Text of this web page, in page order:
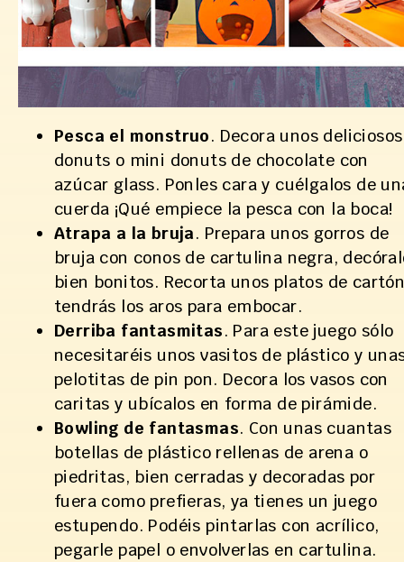
Pesca el monstruo. Decora unos deliciosos
donuts o mini donuts de chocolate con
azúcar glass. Ponles cara y cuélgalos de
cuerda ¡Qué empiece la pesca con la boca!
Atrapa a la bruja. Prepara unos gorros de
bruja con conos de cartulina negra,
bien bonitos. Recorta unos platos de
tendrás los aros para embocar.
Derriba fantasmitas. Para este juego sólo
necesitaréis unos vasitos de plástico y
pelotitas de pin pon. Decora los vasos con
caritas y ubícalos en forma de pirámide.
Bowling de fantasmas. Con unas cuantas
botellas de plástico rellenas de arena o
piedritas, bien cerradas y decoradas por
fuera como prefieras, ya tienes un juego
estupendo. Podéis pintarlas con acrílico,
pegarle papel o envolverlas en cartulina.